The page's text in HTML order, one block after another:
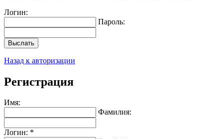
Логин:
Пароль:
Выслать
Назад к авторизации
Регистрация
Имя:
Фамилия:
Логин: *